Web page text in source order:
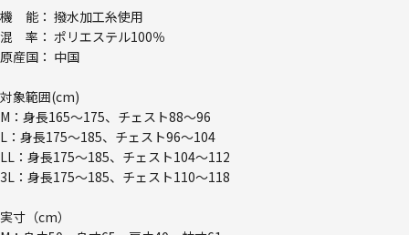
機 能： 撥水加工糸使用
混 率： ポリエステル100％
原産国： 中国
対象範囲(cm)
M：身長165～175、チェスト88～96
L：身長175～185、チェスト96～104
LL：身長175～185、チェスト104～112
3L：身長175～185、チェスト110～118
実寸（cm）